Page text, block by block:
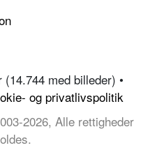
med billeder) •
og privatlivspolitik
2026, Alle rettigheder